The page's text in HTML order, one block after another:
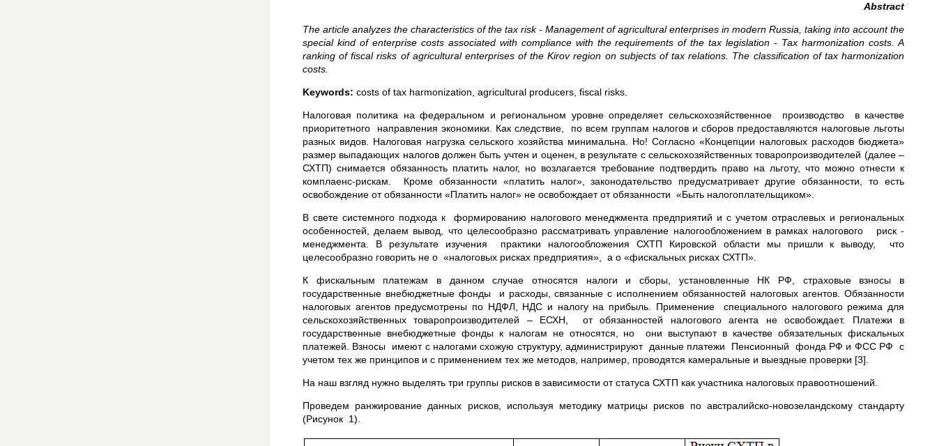
Abstract
The article analyzes the characteristics of the tax risk - Management of agricultural enterprises in modern Russia, taking into account the
special kind of enterprise costs associated with compliance with the requirements of the tax legislation - Tax harmonization costs. A
ranking of fiscal risks of agricultural enterprises of the Kirov region on subjects of tax relations. The classification of tax harmonization
costs.
Keywords: costs of tax harmonization, agricultural producers, fiscal risks.
Налоговая политика на федеральном и региональном уровне определяет сельскохозяйственное производство в качестве
приоритетного направления экономики. Как следствие, по всем группам налогов и сборов предоставляются налоговые льготы
разных видов. Налоговая нагрузка сельского хозяйства минимальна. Но! Согласно «Концепции налоговых расходов бюджета»
размер выпадающих налогов должен быть учтен и оценен, в результате с сельскохозяйственных товаропроизводителей (далее –
СХТП) снимается обязанность платить налог, но возлагается требование подтвердить право на льготу, что можно отнести к
комплаенс-рискам. Кроме обязанности «платить налог», законодательство предусматривает другие обязанности, то есть
освобождение от обязанности «Платить налог» не освобождает от обязанности «Быть налогоплательщиком».
В свете системного подхода к формированию налогового менеджмента предприятий и с учетом отраслевых и региональных
особенностей, делаем вывод, что целесообразно рассматривать управление налогообложением в рамках налогового риск -
менеджмента. В результате изучения практики налогообложения СХТП Кировской области мы пришли к выводу, что
целесообразно говорить не о «налоговых рисках предприятия», а о «фискальных рисках СХТП».
К фискальным платежам в данном случае относятся налоги и сборы, установленные НК РФ, страховые взносы в
государственные внебюджетные фонды и расходы, связанные с исполнением обязанностей налоговых агентов. Обязанности
налоговых агентов предусмотрены по НДФЛ, НДС и налогу на прибыль. Применение специального налогового режима для
сельскохозяйственных товаропроизводителей – ЕСХН, от обязанностей налогового агента не освобождает. Платежи в
государственные внебюджетные фонды к налогам не относятся, но они выступают в качестве обязательных фискальных
платежей. Взносы имеют с налогами схожую структуру, администрируют данные платежи Пенсионный фонда РФ и ФСС РФ с
учетом тех же принципов и с применением тех же методов, например, проводятся камеральные и выездные проверки [3].
На наш взгляд нужно выделять три группы рисков в зависимости от статуса СХТП как участника налоговых правоотношений.
Проведем ранжирование данных рисков, используя методику матрицы рисков по австралийско-новозеландскому стандарту
(Рисунок 1).